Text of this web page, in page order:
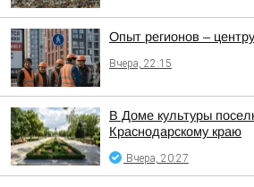
Опыт регионов –
Вчера, 22:15
В Доме культуры
Краснодарскому краю
Вчера, 20:27